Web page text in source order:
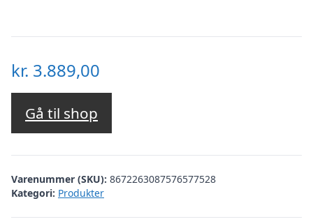
kr. 3.889,00
Gå til shop
Varenummer (SKU): 8672263087576577528
Kategori: Produkter